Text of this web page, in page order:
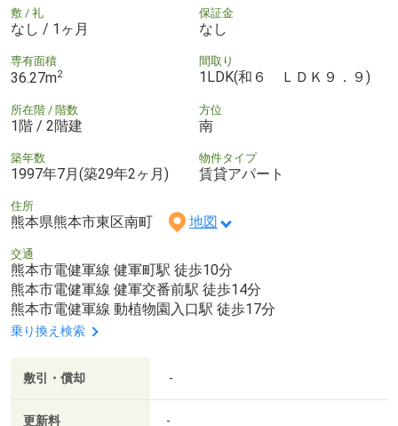
敷 / 礼
なし / 1ヶ月
保証金
なし
専有面積
36.27m2
間取り
1LDK(和６ ＬＤＫ９．９)
所在階 / 階数
1階 / 2階建
方位
南
築年数
1997年7月(築29年2ヶ月)
物件タイプ
賃貸アパート
住所
熊本県熊本市東区南町 地図
交通
熊本市電健軍線 健軍町駅 徒歩10分
熊本市電健軍線 健軍交番前駅 徒歩14分
熊本市電健軍線 動植物園入口駅 徒歩17分
乗り換え検索
敷引・償却 -
更新料 -